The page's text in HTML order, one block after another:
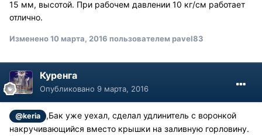
15 мм, высотой. При рабочем давлении 10 кг/см работает
отлично.
Изменено10 марта, 2016 пользователем pavel83
Куренга
Опубликовано 9 марта, 2016
@keria
,Бак уже уехал, сделал удлинитель с воронкой
накручивающийся вместо крышки на заливную горловину.